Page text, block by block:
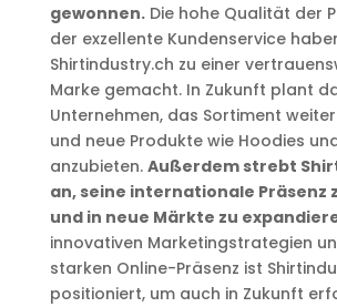
gewonnen.Die hohe Qualität der
der exzellente Kundenservice
Shirtindustry.ch zu einer
Marke gemacht. In Zukunft plant
Unternehmen, das Sortiment
und neue Produkte wie Hoodies
anzubieten. Außerdem strebt
an, seine internationale Präsenz
und in neue Märkte zu
innovativen Marketingstrategien
starken Online-Präsenz ist
positioniert, um auch in Zukunft